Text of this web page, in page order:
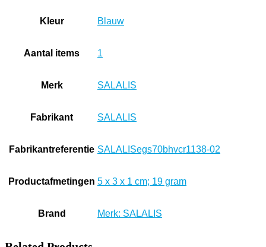
Kleur ‎Blauw
Aantal items ‎1
Merk ‎SALALIS
Fabrikant ‎SALALIS
Fabrikantreferentie ‎SALALISegs70bhvcr1138-02
Productafmetingen ‎5 x 3 x 1 cm; 19 gram
Brand Merk: SALALIS